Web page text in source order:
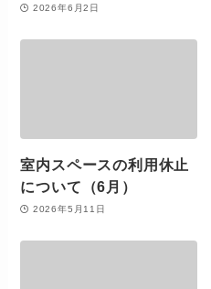
2026年6月2日
室内スペースの利用休止
について（6月）
2026年5月11日